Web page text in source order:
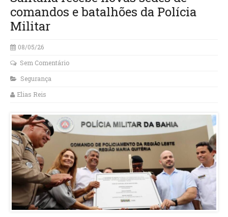
comandos e batalhões da Polícia
Militar
08/05/26
Sem Comentário
Segurança
Elias Reis